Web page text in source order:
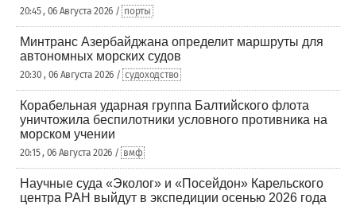
20:45 , 06 Августа 2026 / порты
Минтранс Азербайджана определит маршруты для
автономных морских судов
20:30 , 06 Августа 2026 / судоходство
Корабельная ударная группа Балтийского флота
уничтожила беспилотники условного противника на
морском учении
20:15 , 06 Августа 2026 / вмф
Научные суда «Эколог» и «Посейдон» Карельского
центра РАН выйдут в экспедиции осенью 2026 года